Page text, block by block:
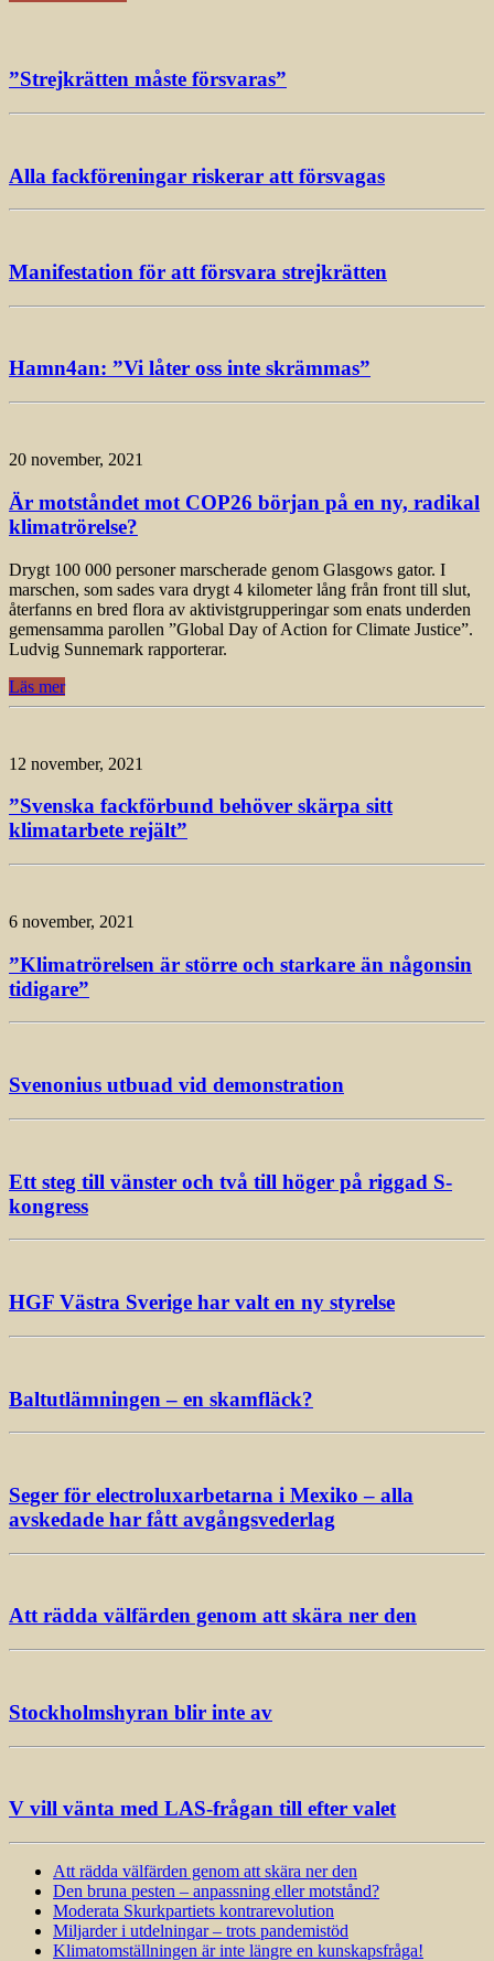
”Strejkrätten måste försvaras”
Alla fackföreningar riskerar att försvagas
Manifestation för att försvara strejkrätten
Hamn4an: ”Vi låter oss inte skrämmas”
20 november, 2021
Är motståndet mot COP26 början på en ny, radikal
klimatrörelse?
Drygt 100 000 personer marscherade genom Glasgows gator. I
marschen, som sades vara drygt 4 kilometer lång från front till slut,
återfanns en bred flora av aktivistgrupperingar som enats underden
gemensamma parollen ”Global Day of Action for Climate Justice”.
Ludvig Sunnemark rapporterar.
Läs mer
12 november, 2021
”Svenska fackförbund behöver skärpa sitt
klimatarbete rejält”
6 november, 2021
”Klimatrörelsen är större och starkare än någonsin
tidigare”
Svenonius utbuad vid demonstration
Ett steg till vänster och två till höger på riggad S-
kongress
HGF Västra Sverige har valt en ny styrelse
Baltutlämningen – en skamfläck?
Seger för electroluxarbetarna i Mexiko – alla
avskedade har fått avgångsvederlag
Att rädda välfärden genom att skära ner den
Stockholmshyran blir inte av
V vill vänta med LAS-frågan till efter valet
Att rädda välfärden genom att skära ner den
Den bruna pesten – anpassning eller motstånd?
Moderata Skurkpartiets kontrarevolution
Miljarder i utdelningar – trots pandemistöd
Klimatomställningen är inte längre en kunskapsfråga!